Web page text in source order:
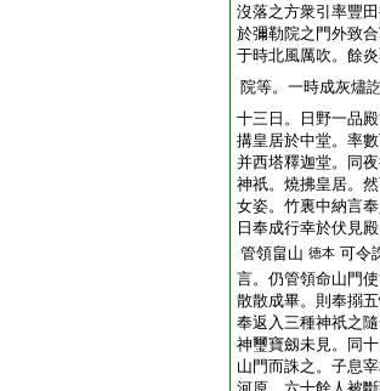
沒落之方衆引率豐
於彌勒院之門外致
于時北風厲吹。餘
院等。一時成灰燼
十三日。日野一品
搆皇居於中堂。率
并西塔釋迦堂。同
神祇。燒拂皇居。
女姿。竹裏中納言
日奉成行幸於伏見
管領畠山 徳本 可令
言。仍管領命山門
散散成畢。則奉搦
奉返入三種神祇之
神璽寶劔未見。同
山門而誅之。子息